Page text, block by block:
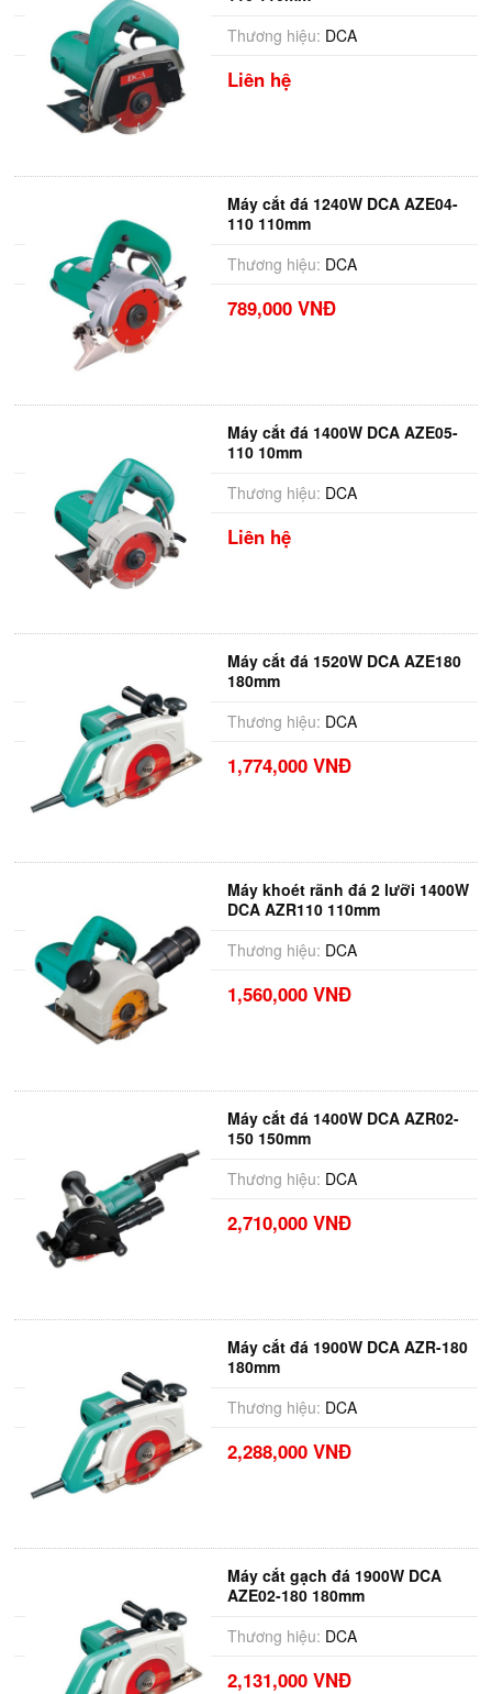
Thương hiệu: DCA
Liên hệ
Máy cắt đá 1240W DCA AZE04-
110 110mm
Thương hiệu: DCA
789,000 VNĐ
Máy cắt đá 1400W DCA AZE05-
110 10mm
Thương hiệu: DCA
Liên hệ
Máy cắt đá 1520W DCA AZE180
180mm
Thương hiệu: DCA
1,774,000 VNĐ
Máy khoét rãnh đá 2 lưỡi 1400W
DCA AZR110 110mm
Thương hiệu: DCA
1,560,000 VNĐ
Máy cắt đá 1400W DCA AZR02-
150 150mm
Thương hiệu: DCA
2,710,000 VNĐ
Máy cắt đá 1900W DCA AZR-180
180mm
Thương hiệu: DCA
2,288,000 VNĐ
Máy cắt gạch đá 1900W DCA
AZE02-180 180mm
Thương hiệu: DCA
2,131,000 VNĐ